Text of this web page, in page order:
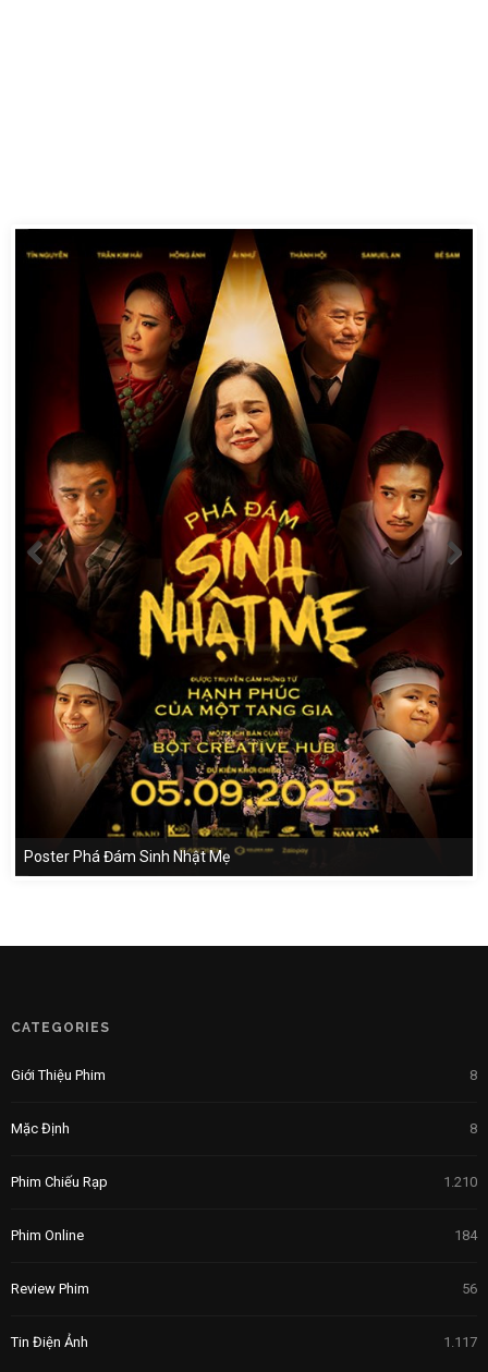
Poster Phá Đám Sinh Nhật Mẹ
CATEGORIES
Giới Thiệu Phim 8
Mặc Định 8
Phim Chiếu Rạp 1.210
Phim Online 184
Review Phim 56
Tin Điện Ảnh 1.117